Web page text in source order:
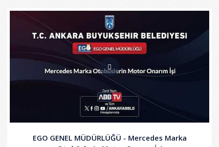
EGO GENEL MÜDÜRLÜĞÜ - Mercedes Marka